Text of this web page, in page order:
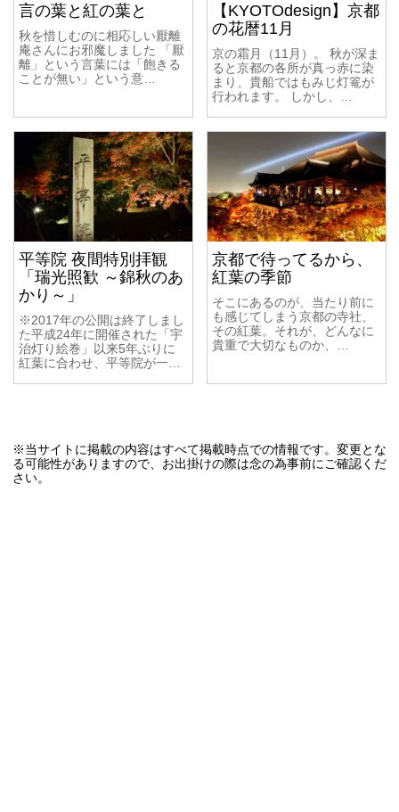
言の葉と紅の葉と
秋を惜しむのに相応しい厭離
庵さんにお邪魔しました 「厭
離」という言葉には「飽きる
ことが無い」という意…
【KYOTOdesign】京都
の花暦11月
京の霜月（11月）。 秋が深ま
ると京都の各所が真っ赤に染
まり、貴船ではもみじ灯篭が
行われます。 しかし、…
平等院 夜間特別拝観
「瑞光照歓 ～錦秋のあ
かり～」
※2017年の公開は終了しまし
た平成24年に開催された「宇
治灯り絵巻」以来5年ぶりに
紅葉に合わせ、平等院が一…
京都で待ってるから、
紅葉の季節
そこにあるのが、当たり前に
も感じてしまう京都の寺社、
その紅葉。それが、どんなに
貴重で大切なものか、…
※当サイトに掲載の内容はすべて掲載時点での情報です。変更とな
る可能性がありますので、お出掛けの際は念の為事前にご確認くだ
さい。